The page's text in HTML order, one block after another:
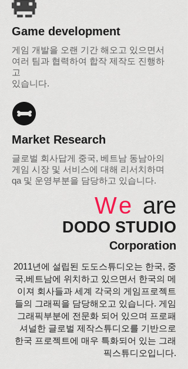
Game development
게임 개발을 오랜 기간 해오고 있으면서
여러 팀과 협력하여 합작 제작도 진행하
고
있습니다.
Market Research
글로벌 회사답게 중국, 베트남 동남아의
게임 시장 및 서비스에 대해 리서치하며
qa 및 운영부분을 담당하고 있습니다.
We are
DODO STUDIO
Corporation
2011년에 설립된 도도스튜디오는 한국, 중
국,베트남에 위치하고 있으면서 한국의 메
이져 회사들과 세계 각국의 게임프로젝트
들의 그래픽을 담당해오고 있습니다. 게임
그래픽부분에 전문화 되어 있으며 프로패
셔널한 글로벌 제작스튜디오를 기반으로
한국 프로젝트에 매우 특화되어 있는 그래
픽스튜디오입니다.